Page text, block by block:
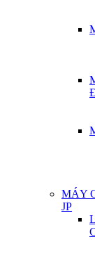
MÁY
JP